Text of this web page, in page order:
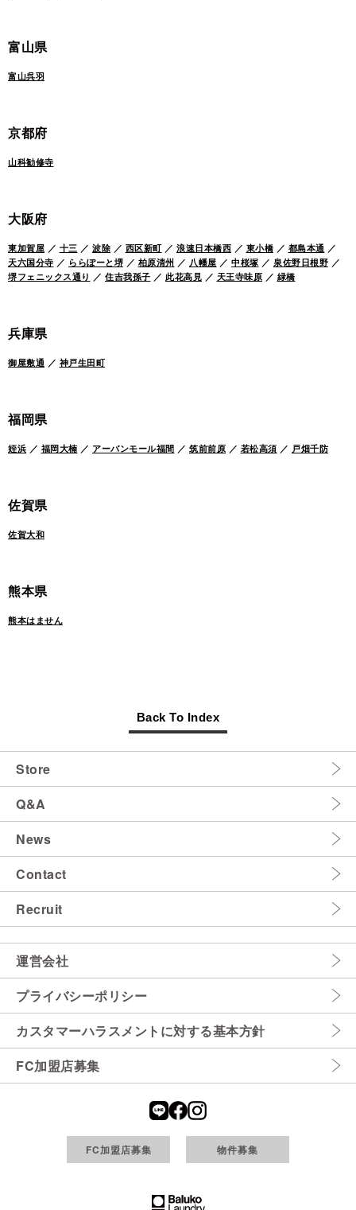
富山県
富山呉羽
京都府
山科勧修寺
大阪府
東加賀屋 ／ 十三 ／ 波除 ／ 西区新町 ／ 浪速日本橋西 ／ 東小橋 ／ 都島本通 ／
天六国分寺 ／ ららぽーと堺 ／ 柏原清州 ／ 八幡屋 ／ 中桜塚 ／ 泉佐野日根野 ／
堺フェニックス通り
／ 住吉我孫子 ／ 此花高見 ／ 天王寺味原 ／ 緑橋
兵庫県
御屋敷通 ／ 神戸生田町
福岡県
姪浜 ／ 福岡大楠 ／ アーバンモール福間 ／ 筑前前原 ／ 若松高須 ／ 戸畑千防
佐賀県
佐賀大和
熊本県
熊本はません
Back To Index
Store
Q&A
News
Contact
Recruit
運営会社
プライバシーポリシー
カスタマーハラスメントに対する基本方針
FC加盟店募集
FC加盟店募集 物件募集